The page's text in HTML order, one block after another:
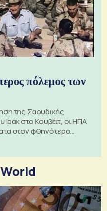
πόλεμος των
της Σαουδικής
Ιράκ στο Κουβέιτ, οι ΗΠΑ
στον φθηνότερο